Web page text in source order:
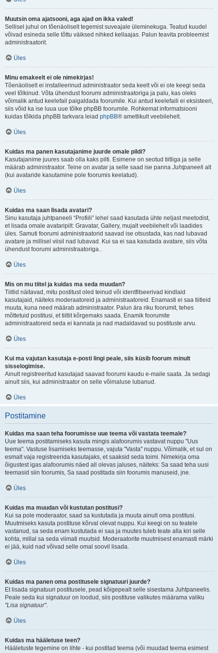
Muutsin oma ajatsooni, aga ajad on ikka valed!
Sellisel juhul on tõenäoliselt tegemist suveajale üleminekuga. Teatud kuudel
võivad esineda selle tõttu väiksed nihked kellaajas. Palun teavita probleemist
administraatorit.
Üles
Minu emakeelt ei ole nimekirjas!
Tõenäoliselt ei installeerinud administraator seda keelt või ei ole keegi seda
veel tõlkinud. Võta ühendust foorumi administraatoriga ja palu, kas oleks
võimalik antud keelefail paigaldada foorumile. Kui antud keelefaili ei eksisteeri,
siis võid ka ise luua uue tõlke phpBB foorumile. Rohkemat informatsiooni
kuidas tõlkida phpBB tarkvara leiad phpBB® ametlikult veebilehelt.
Üles
Kuidas ma panen kasutajanime juurde omale pildi?
Kasutajanime juures saab olla kaks pilti. Esimene on seotud tiitliga ja selle
määrab administraator. Teine on avatar ja selle saad ise panna Juhtpaneeli alt
(kui avataride kasutamine pole foorumis keelatud).
Üles
Kuidas ma saan lisada avatari?
Sinu kasutaja juhtpaneeli “Profiili” lehel saad kasutada ühte neljast meetodist,
et lisada omale avataripilt: Gravatar, Gallery, mujalt veebilehelt või laadides
üles. Samuti foorumi administraatorid saavad ise otsustada, kas nad lubavad
avatare ja millisel viisil nad lubavad. Kui sa ei saa kasutada avatare, siis võta
ühendust foorumi administraatoriga..
Üles
Mis on mu tiitel ja kuidas ma seda muudan?
Tiitlid näitavad, mitu postitust oled teinud või identfitseerivad kindlaid
kasutajaid, näiteks moderaatoreid ja administraatoreid. Enamasti ei saa tiitleid
muuta, kuna need määrab administraator. Palun ära riku foorumit, tehes
mõttetuid postitusi, et tiitlit kõrgemaks saada. Enamik foorumite
administraatoreid seda ei kannata ja nad madaldavad su postituste arvu.
Üles
Kui ma vajutan kasutaja e-posti lingi peale, siis küsib foorum minult
sisselogimise.
Ainult registreeritud kasutajad saavad foorumi kaudu e-maile saata. Ja sedagi
ainult siis, kui administraator on selle võimaluse lubanud.
Üles
Postitamine
Kuidas ma saan teha foorumisse uue teema või vastata teemale?
Uue teema postitamiseks kasuta mingis alafoorumis vastavat nuppu "Uus
teema". Vastuse lisamiseks teemasse, vajuta "Vasta" nuppu. Võimalik, et sul on
esmalt vaja registreerida kasutajaks, et saaksid seda toimi. Nimekirja oma
õigustest igas alafoorumis näed all olevas jaluses, näiteks: Sa saad teha uusi
teemasid siin foorumis, Sa saad postitada siin foorumis manuseid, jne.
Üles
Kuidas ma muudan või kustutan postitusi?
Kui sa pole moderaator, saad sa kustutada ja muuta ainult oma postitusi.
Muutmiseks kasuta postituse kõrval olevat nuppu. Kui keegi on su teatele
vastanud, sa seda enam kustutada ei saa ja muutes tuleb teate alla kiri selle
kohta, millal sa seda viimati muutsid. Moderaatorite muutmisest enamasti märki
ei jää, kuid nad võivad selle omal soovil lisada.
Üles
Kuidas ma panen oma postitusele signatuuri juurde?
Et lisada signatuuri postitusele, pead kõigepealt selle sisestama Juhtpaneelis.
Peale seda kui signatuur on loodud, siis postituse valikutes määrama valiku
"Lisa signatuur".
Üles
Kuidas ma hääletuse teen?
Hääletuste tegemine on lihte - kui postitad teema (või muudad teema esimest